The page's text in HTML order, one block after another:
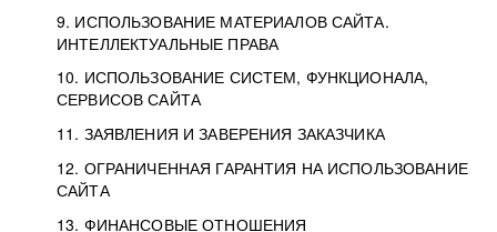
9. ИСПОЛЬЗОВАНИЕ МАТЕРИАЛОВ САЙТА.
ИНТЕЛЛЕКТУАЛЬНЫЕ ПРАВА
10. ИСПОЛЬЗОВАНИЕ СИСТЕМ, ФУНКЦИОНАЛА,
СЕРВИСОВ САЙТА
11. ЗАЯВЛЕНИЯ И ЗАВЕРЕНИЯ ЗАКАЗЧИКА
12. ОГРАНИЧЕННАЯ ГАРАНТИЯ НА ИСПОЛЬЗОВАНИЕ
САЙТА
13. ФИНАНСОВЫЕ ОТНОШЕНИЯ